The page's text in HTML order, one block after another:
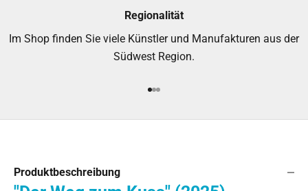
Regionalität
Im Shop finden Sie viele Künstler und Manufakturen aus der
Südwest Region.
Gehe zu Element 1
Gehe zu Element 2
Gehe zu Element 3
Produktbeschreibung